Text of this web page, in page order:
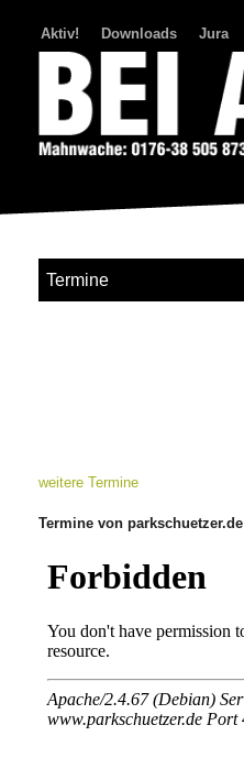
Aktiv! Downloads Jura
Termine
weitere Termine
Termine von parkschuetzer.de